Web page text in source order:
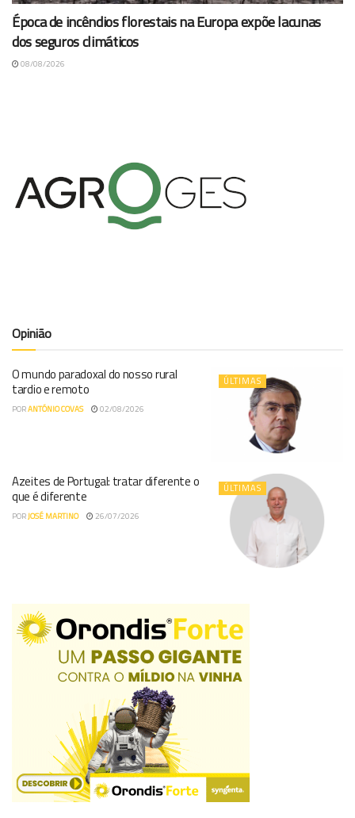
Época de incêndios florestais na Europa expõe lacunas
dos seguros climáticos
08/08/2026
Opinião
ÚLTIMAS
O mundo paradoxal do nosso rural
tardio e remoto
PORANTÓNIO COVAS 02/08/2026
ÚLTIMAS
Azeites de Portugal: tratar diferente o
que é diferente
PORJOSÉ MARTINO 26/07/2026